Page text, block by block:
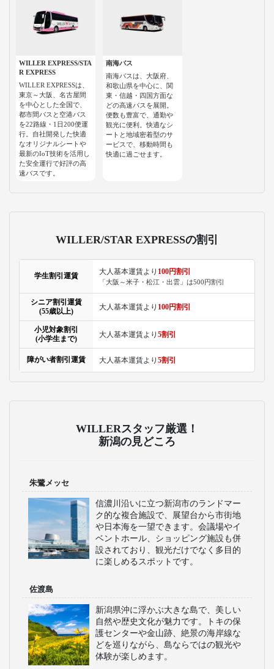
WILLER EXPRESS/STA
R EXPRESS
WILLER EXPRESSは、
東京～大阪、名古屋間
を中心とした全国で、
都市間バスと空港バス
を22路線・1日200便運
行。自社開発した快適
なオリジナルシートや
最新のIoT技術を活用し
た安全運行で好評の高
速バスです。
南海バス
南海バスは、大阪府、
和歌山県を中心に、関
東・信越・四国方面な
どの高速バスを展開。
便数も豊富で、通勤や
観光に便利。快適なシ
ートと地域密着型のサ
ービスで、移動時間も
快適に過ごせます。
WILLER/STAR EXPRESSの割引
学生割引運賃
大人基本運賃より 100円割引
「大阪～米子・松江・出雲」は500円割引
シニア割引運賃
(55歳以上)
大人基本運賃より 100円割引
小児対象割引
(小学生まで)
大人基本運賃より 5割引
障がい者割引運賃 大人基本運賃より 5割引
WILLERスタッフ厳選！
新潟の見どころ
朱鷺メッセ
信濃川沿いに立つ新潟市のランドマー
ク的な複合施設で、展望台から市街地
や日本海を一望できます。会議場やイ
ベントホール、ショッピング施設も併
設されており、観光だけでなく多目的
に楽しめるスポットです。
佐渡島
新潟県沖に浮かぶ大きな島で、美しい
自然や歴史文化が魅力です。トキの保
護センターや金山跡、絶景の海岸線な
どを巡りながら、島ならではの観光や
体験が楽しめます。